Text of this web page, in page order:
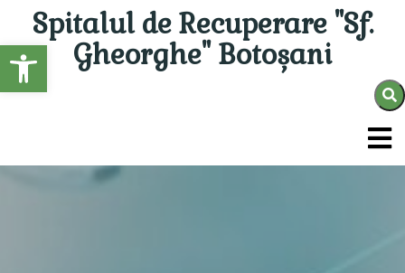
Open toolbar
Spitalul de Recuperare "Sf.
Gheorghe" Botoșani